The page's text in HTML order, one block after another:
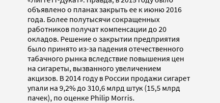
объявлено о планах закрыть ее к июню 2016
года. Более полутысячи сокращенных
работников получат компенсации до 20
окладов. Решение о закрытии предприятия
было принято из-за падения отечественного
табачного рынка вследствие повышения цен
на сигареты, вызванного увеличением
акцизов. В 2014 году в России продажи сигарет
упали на 9,2% до 310,6 млрд штук (15,5 млрд
пачек), по оценке Philip Morris.